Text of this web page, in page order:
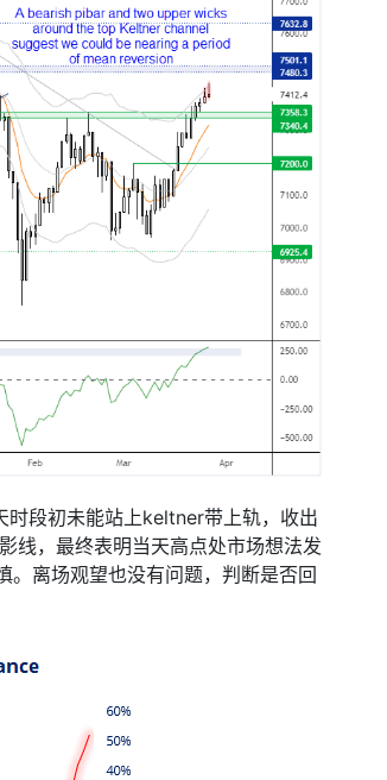
时段初未能站上keltner带上轨，收出
线，最终表明当天高点处市场想法发
。离场观望也没有问题，判断是否回